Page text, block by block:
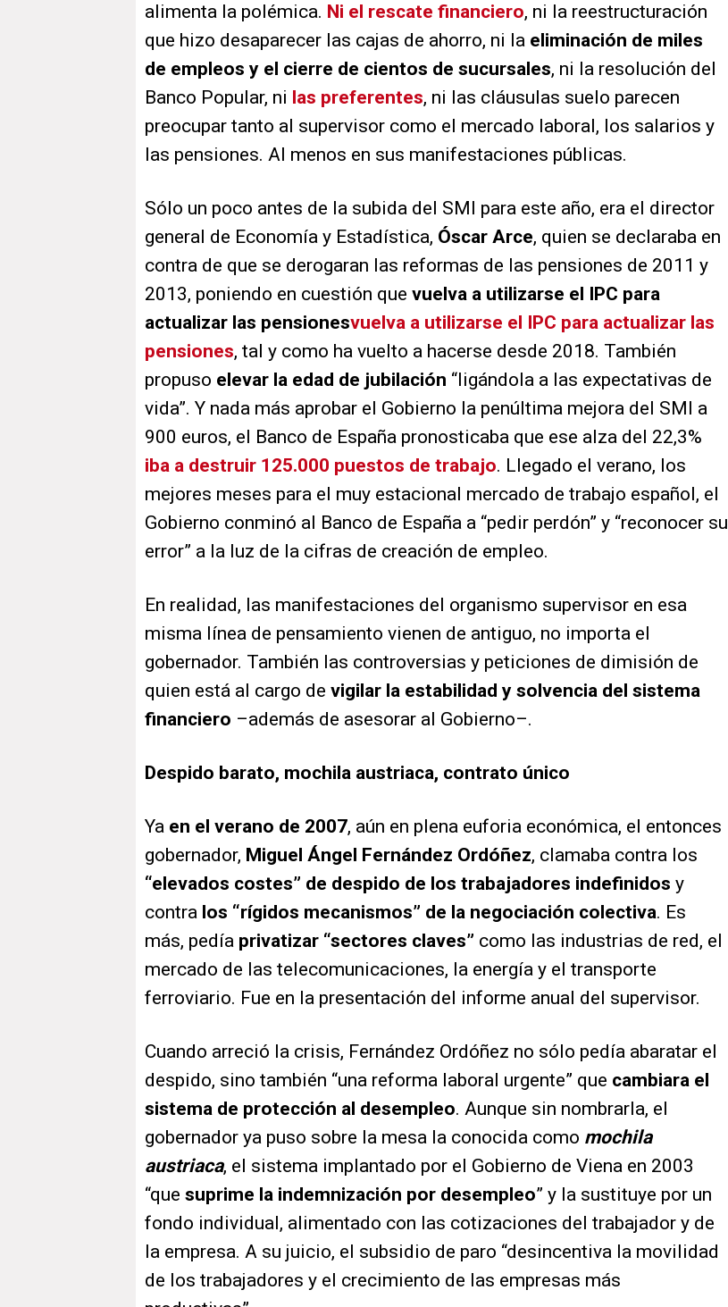
alimenta la polémica. Ni el rescate financiero, ni la reestructuración
que hizo desaparecer las cajas de ahorro, ni la eliminación de miles
de empleos y el cierre de cientos de sucursales, ni la resolución del
Banco Popular, ni las preferentes, ni las cláusulas suelo parecen
preocupar tanto al supervisor como el mercado laboral, los salarios y
las pensiones. Al menos en sus manifestaciones públicas.
Sólo un poco antes de la subida del SMI para este año, era el director
general de Economía y Estadística, Óscar Arce, quien se declaraba en
contra de que se derogaran las reformas de las pensiones de 2011 y
2013, poniendo en cuestión que vuelva a utilizarse el IPC para
actualizar las pensionesvuelva a utilizarse el IPC para actualizar las
pensiones, tal y como ha vuelto a hacerse desde 2018. También
propuso elevar la edad de jubilación “ligándola a las expectativas de
vida”. Y nada más aprobar el Gobierno la penúltima mejora del SMI a
900 euros, el Banco de España pronosticaba que ese alza del 22,3%
iba a destruir 125.000 puestos de trabajo. Llegado el verano, los
mejores meses para el muy estacional mercado de trabajo español, el
Gobierno conminó al Banco de España a “pedir perdón” y “reconocer su
error” a la luz de la cifras de creación de empleo.
En realidad, las manifestaciones del organismo supervisor en esa
misma línea de pensamiento vienen de antiguo, no importa el
gobernador. También las controversias y peticiones de dimisión de
quien está al cargo de vigilar la estabilidad y solvencia del sistema
financiero –además de asesorar al Gobierno–.
Despido barato, mochila austriaca, contrato único
Ya en el verano de 2007, aún en plena euforia económica, el entonces
gobernador, Miguel Ángel Fernández Ordóñez, clamaba contra los
“elevados costes” de despido de los trabajadores indefinidos y
contra los “rígidos mecanismos” de la negociación colectiva. Es
más, pedía privatizar “sectores claves” como las industrias de red, el
mercado de las telecomunicaciones, la energía y el transporte
ferroviario. Fue en la presentación del informe anual del supervisor.
Cuando arreció la crisis, Fernández Ordóñez no sólo pedía abaratar el
despido, sino también “una reforma laboral urgente” que cambiara el
sistema de protección al desempleo. Aunque sin nombrarla, el
gobernador ya puso sobre la mesa la conocida como mochila
austriaca, el sistema implantado por el Gobierno de Viena en 2003
“que suprime la indemnización por desempleo” y la sustituye por un
fondo individual, alimentado con las cotizaciones del trabajador y de
la empresa. A su juicio, el subsidio de paro “desincentiva la movilidad
de los trabajadores y el crecimiento de las empresas más